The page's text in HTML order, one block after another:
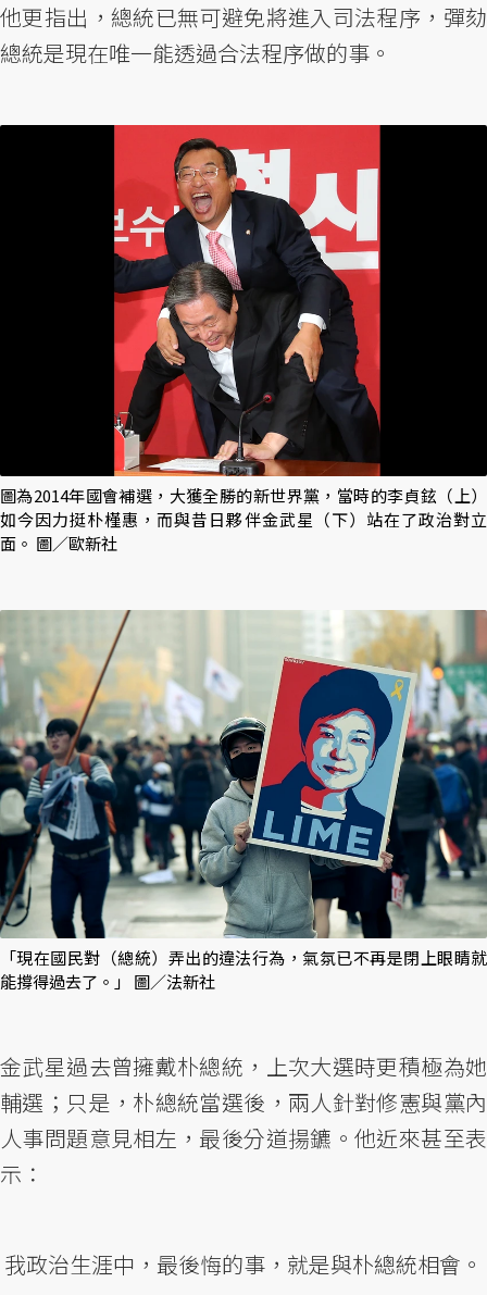
他更指出，總統已無可避免將進入司法程序，彈劾
總統是現在唯一能透過合法程序做的事。
圖為2014年國會補選，大獲全勝的新世界黨，當時的李貞鉉（上）
如今因力挺朴槿惠，而與昔日夥伴金武星（下）站在了政治對立
面。 圖／歐新社
「現在國民對（總統）弄出的違法行為，氣氛已不再是閉上眼睛就
能撐得過去了。」 圖／法新社
金武星過去曾擁戴朴總統，上次大選時更積極為她
輔選；只是，朴總統當選後，兩人針對修憲與黨內
人事問題意見相左，最後分道揚鑣。他近來甚至表
示：
我政治生涯中，最後悔的事，就是與朴總統相會。